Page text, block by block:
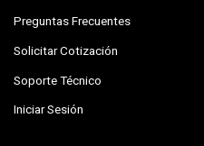
Preguntas Frecuentes
Solicitar Cotización
Soporte Técnico
Iniciar Sesión